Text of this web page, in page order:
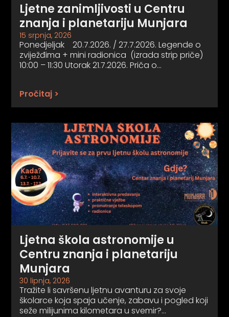
Ljetne zanimljivosti u Centru
znanja i planetariju Munjara
15 srpnja, 2026
Ponedjeljak 20.7.2026. / 27.7.2026. Legende o
zviježđima + mini radionica (izrada strip priče)
10:00 – 11:30 Utorak 21.7.2026. Priča o…
Pročitaj >
Ljetna škola astronomije u
Centru znanja i planetariju
Munjara
30 lipnja, 2026
Tražite li savršenu ljetnu avanturu za svoje
školarce koja spaja učenje, zabavu i pogled koji
seže milijunima kilometara u svemir?…